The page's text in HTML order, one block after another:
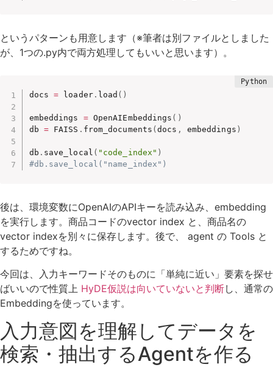
というパターンも用意します（※筆者は別ファイルとしました
が、1つの.py内で両方処理してもいいと思います）。
docs = loader. load ( )
embeddings = OpenAIEmbeddings ( )
db = FAISS . from_documents (docs , embeddings )
db . save_local ( "code_index" )
#db.save_local("name_index")
後は、環境変数にOpenAIのAPIキーを読み込み、embedding
を実行します。商品コードのvector index と、商品名の
vector indexを別々に保存します。後で、 agent の Tools と
するためですね。
今回は、入力キーワードそのものに「単純に近い」要素を探せ
ばいいので性質上 HyDE仮説は向いていないと判断し、通常の
Embeddingを使っています。
入力意図を理解してデータを
検索・抽出するAgentを作る